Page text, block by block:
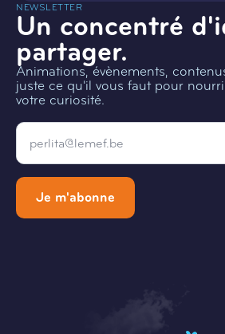
NEWSLETTER
Un concentré
partager.
Animations, évènements,
juste ce qu'il vous faut pour
votre curiosité.
Email
Je m'abonne